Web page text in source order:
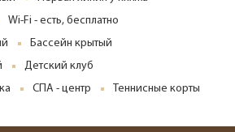
Wi-Fi - есть, бесплатно
Бассейн крытый
Детский клуб
СПА - центр Теннисные корты